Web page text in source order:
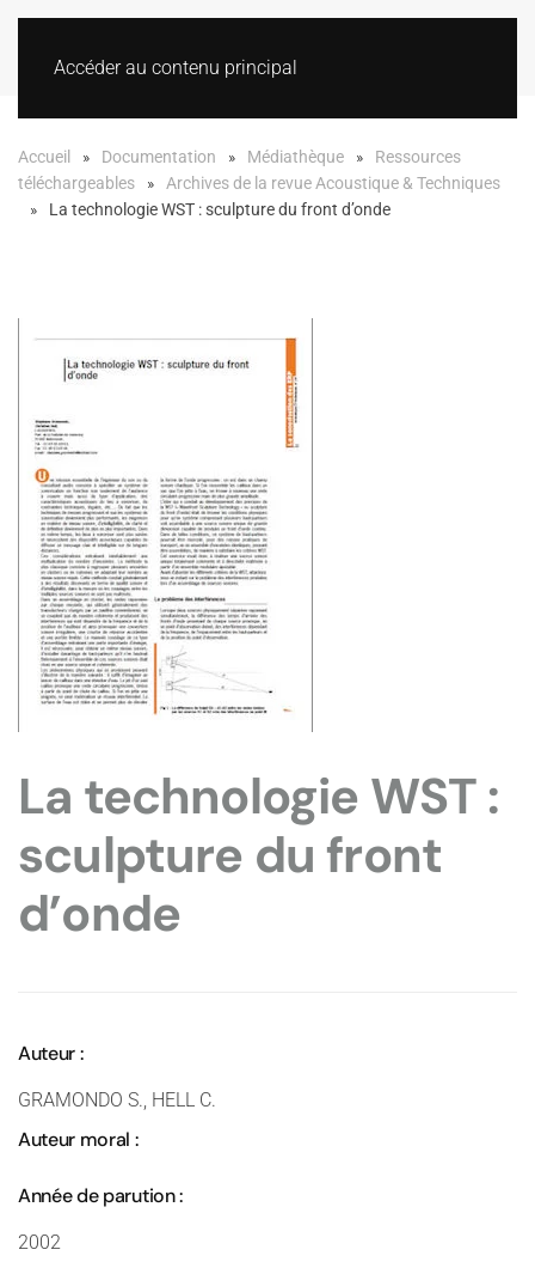
Accéder au contenu principal
Accueil Documentation Médiathèque
Ressources
téléchargeables
Archives de la revue Acoustique & Techniques
La technologie WST : sculpture du front d’onde
La technologie WST :
sculpture du front
d’onde
Auteur :
GRAMONDO S., HELL C.
Auteur moral :
Année de parution :
2002